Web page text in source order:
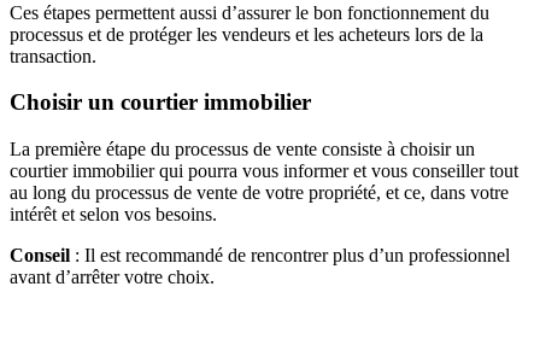
Ces étapes permettent aussi d’assurer le bon fonctionnement du
processus et de protéger les vendeurs et les acheteurs lors de la
transaction.
Choisir un courtier immobilier
La première étape du processus de vente consiste à choisir un
courtier immobilier qui pourra vous informer et vous conseiller tout
au long du processus de vente de votre propriété, et ce, dans votre
intérêt et selon vos besoins.
Conseil : Il est recommandé de rencontrer plus d’un professionnel
avant d’arrêter votre choix.